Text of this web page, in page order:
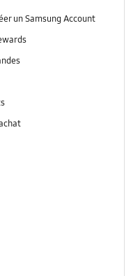
un Samsung Account